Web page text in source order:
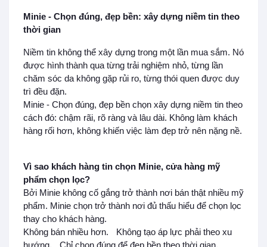
Minie - Chọn đúng, đẹp bền: xây dựng niềm tin theo
thời gian
Niềm tin không thể xây dựng trong một lần mua sắm. Nó
được hình thành qua từng trải nghiệm nhỏ, từng lần
chăm sóc da không gặp rủi ro, từng thói quen được duy
trì đều đặn.
Minie - Chọn đúng, đẹp bền chọn xây dựng niềm tin theo
cách đó: chậm rãi, rõ ràng và lâu dài. Không làm khách
hàng rối hơn, không khiến việc làm đẹp trở nên nặng nề.
Vì sao khách hàng tin chọn Minie, cửa hàng mỹ
phẩm chọn lọc?
Bởi Minie không cố gắng trở thành nơi bán thật nhiều mỹ
phẩm. Minie chọn trở thành nơi đủ thấu hiểu để chọn lọc
thay cho khách hàng.
Không bán nhiều hơn. Không tạo áp lực phải theo xu